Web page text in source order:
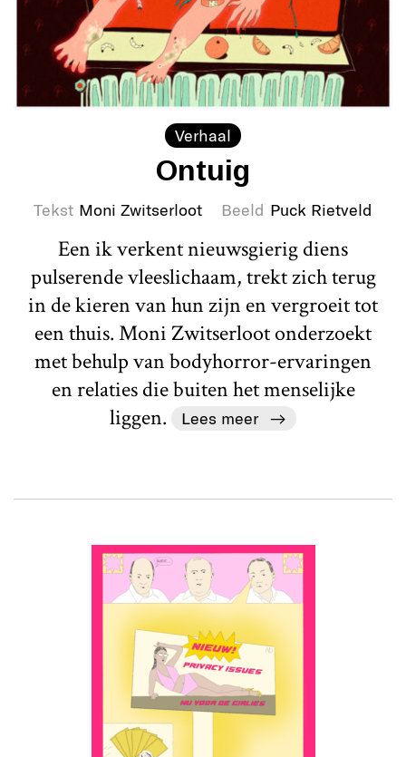
Verhaal
Ontuig
Tekst Moni Zwitserloot Beeld Puck Rietveld
Een ik verkent nieuwsgierig diens
pulserende vleeslichaam, trekt zich terug
in de kieren van hun zijn en vergroeit tot
een thuis. Moni Zwitserloot onderzoekt
met behulp van bodyhorror-ervaringen
en relaties die buiten het menselijke
liggen.
Lees meer